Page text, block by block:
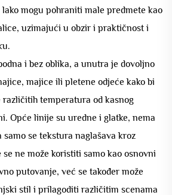
mogu pohraniti male predmete kao
uzimajući u obzir i praktičnost i
i bez oblika, a unutra je dovoljno
majice ili pletene odjeće kako bi
različitih temperatura od kasnog
Opće linije su uredne i glatke, nema
se tekstura naglašava kroz
ne može koristiti samo kao osnovni
putovanje, već se također može
stil i prilagoditi različitim scenama